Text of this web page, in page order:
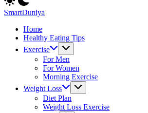
Smart
&
Happy
Life
with
health
SmartDuniya
Smart
Happy
fitness
Home
Healthy Eating Tips
Exercise
For Men
For Women
Morning Exercise
Weight Loss
Diet Plan
Weight Loss Exercise